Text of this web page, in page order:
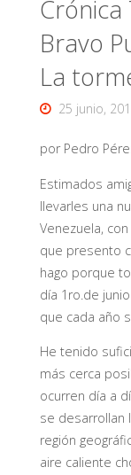
Crónica
Bravo
La
25 junio,
por Pedro
Estimados
llevarles una
Venezuela,
que presento
hago porque
día 1ro.de
que cada año
He tenido
más cerca
ocurren día a
se desarrollan
región
aire caliente